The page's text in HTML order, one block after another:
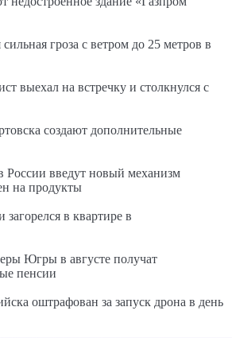
гроза с ветром до 25 метров в
выехал на встречку и столкнулся с
создают дополнительные
России введут новый механизм
на продукты
загорелся в квартире в
Югры в августе получат
пенсии
оштрафован за запуск дрона в день